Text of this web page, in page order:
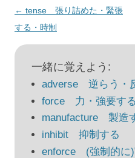
投
稿
ナ
← tense 張り詰めた・緊張
する・時制
一緒に覚えよう:
adverse 逆らう・
force 力・強要する
manufacture 製造
inhibit 抑制する
enforce (強制的に)